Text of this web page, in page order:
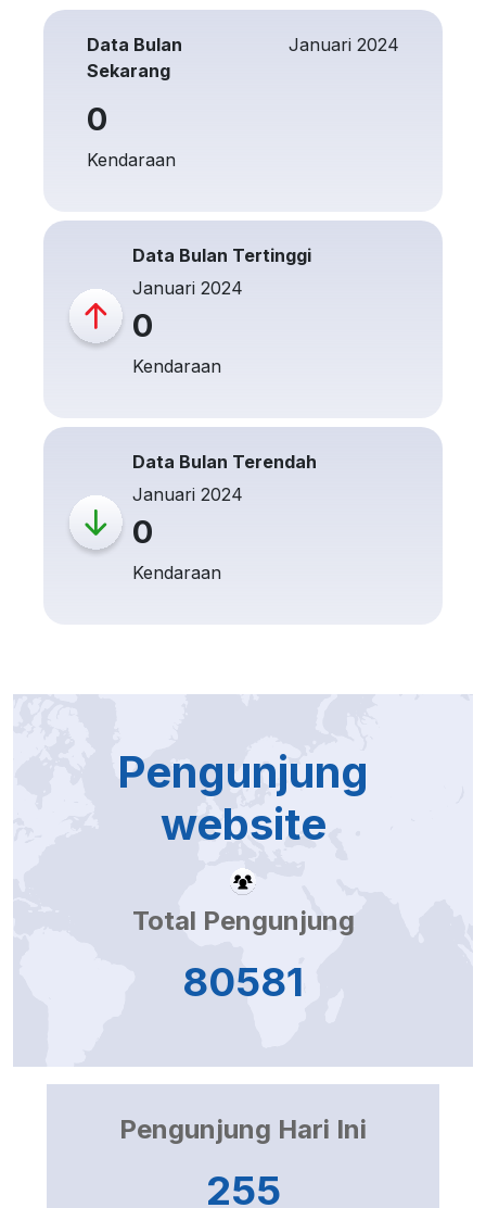
Data Bulan
Sekarang
Januari 2024
0
Kendaraan
Data Bulan Tertinggi
Januari 2024
0
Kendaraan
Data Bulan Terendah
Januari 2024
0
Kendaraan
Pengunjung
website
Total Pengunjung
80581
Pengunjung Hari Ini
255